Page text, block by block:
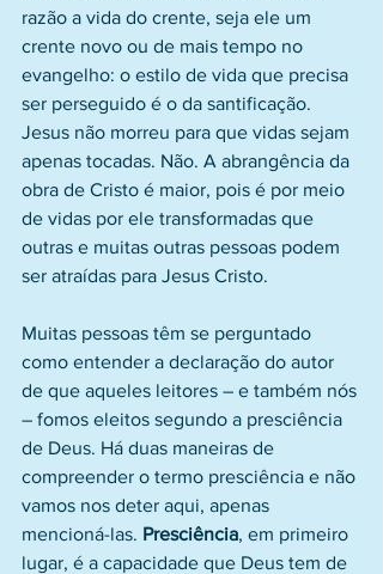
razão a vida do crente, seja ele um
crente novo ou de mais tempo no
evangelho: o estilo de vida que precisa
ser perseguido é o da santificação.
Jesus não morreu para que vidas sejam
apenas tocadas. Não. A abrangência da
obra de Cristo é maior, pois é por meio
de vidas por ele transformadas que
outras e muitas outras pessoas podem
ser atraídas para Jesus Cristo.
Muitas pessoas têm se perguntado
como entender a declaração do autor
de que aqueles leitores – e também nós
– fomos eleitos segundo a presciência
de Deus. Há duas maneiras de
compreender o termo presciência e não
vamos nos deter aqui, apenas
mencioná-las. Presciência, em primeiro
lugar, é a capacidade que Deus tem de